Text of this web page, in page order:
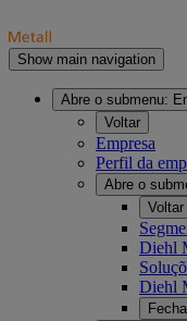
Show main navigation
Abre o submenu:
Voltar
Empresa
Perfil da
Abre o
Voltar
Diehl
Diehl